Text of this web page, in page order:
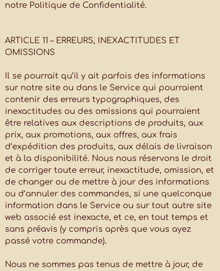
notre Politique de Confidentialité.
ARTICLE 11 – ERREURS, INEXACTITUDES ET
OMISSIONS
Il se pourrait qu’il y ait parfois des informations
sur notre site ou dans le Service qui pourraient
contenir des erreurs typographiques, des
inexactitudes ou des omissions qui pourraient
être relatives aux descriptions de produits, aux
prix, aux promotions, aux offres, aux frais
d’expédition des produits, aux délais de livraison
et à la disponibilité. Nous nous réservons le droit
de corriger toute erreur, inexactitude, omission, et
de changer ou de mettre à jour des informations
ou d’annuler des commandes, si une quelconque
information dans le Service ou sur tout autre site
web associé est inexacte, et ce, en tout temps et
sans préavis (y compris après que vous ayez
passé votre commande).
Nous ne sommes pas tenus de mettre à jour, de